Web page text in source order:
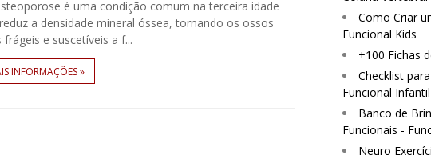
é uma condição comum na terceira idade
a densidade mineral óssea, tornando os ossos
frágeis e suscetíveis a f...
INFORMAÇÕES »
Como Criar
Funcional Kids
+100 Fichas
Checklist
Funcional Infantil
Banco de
Funcionais -
Neuro